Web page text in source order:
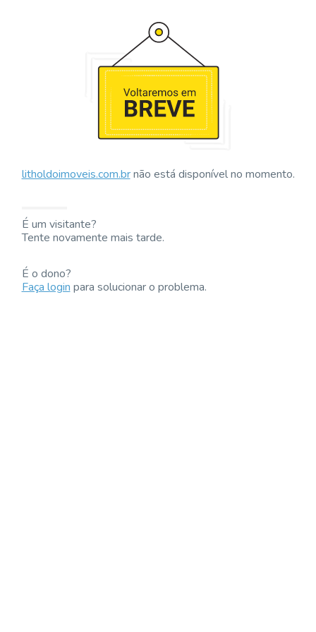
litholdoimoveis.com.brnão está disponível no momento.
É um visitante?
Tente novamente mais tarde.
É o dono?
Faça loginpara solucionar o problema.